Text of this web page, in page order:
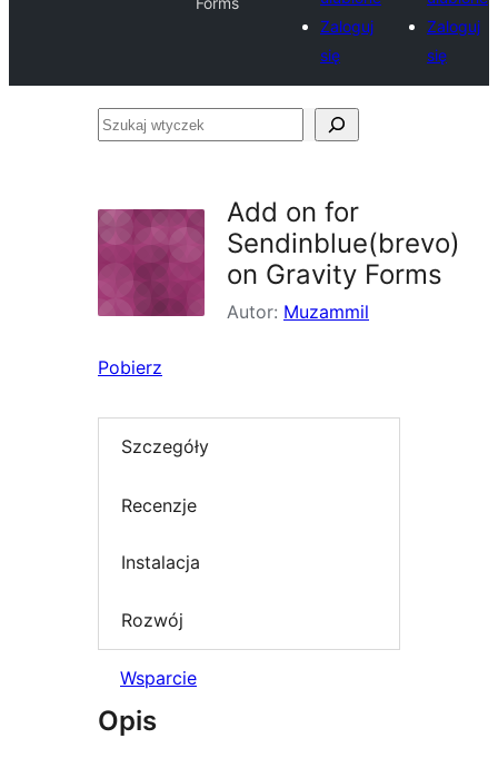
Zaloguj
się
Zaloguj
się
Szukaj
Add on for
Sendinblue(brevo)
on Gravity Forms
Autor: Muzammil
Pobierz
Szczegóły
Recenzje
Instalacja
Rozwój
Wsparcie
Opis